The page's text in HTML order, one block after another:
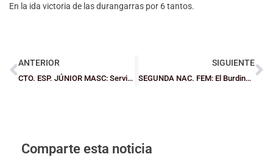
En la ida victoria de las durangarras por 6 tantos.
ANTERIOR
CTO. ESP. JÚNIOR MASC: Servidas las semifinales: Joventut-Unicaja y FC Barcelona-Real Madrid
SIGUIENTE
SEGUNDA NAC. FEM: El Burdinola Getxo se juega el regreso a Primera
Comparte esta noticia